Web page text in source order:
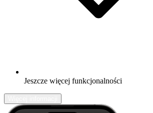
Jeszcze więcej funkcjonalności